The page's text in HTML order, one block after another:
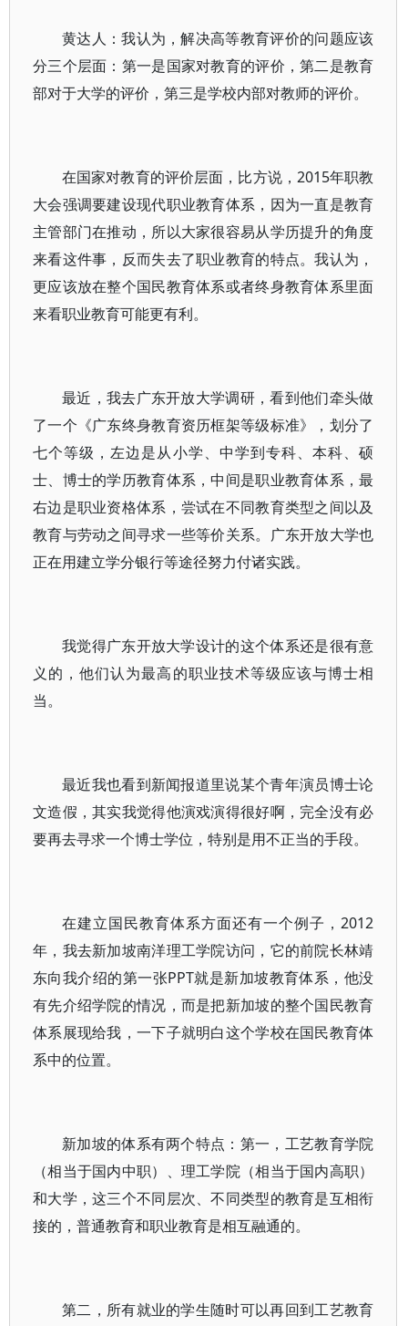
黄达人：我认为，解决高等教育评价的问题应该
分三个层面：第一是国家对教育的评价，第二是教育
部对于大学的评价，第三是学校内部对教师的评价。
在国家对教育的评价层面，比方说，2015年职教
大会强调要建设现代职业教育体系，因为一直是教育
主管部门在推动，所以大家很容易从学历提升的角度
来看这件事，反而失去了职业教育的特点。我认为，
更应该放在整个国民教育体系或者终身教育体系里面
来看职业教育可能更有利。
最近，我去广东开放大学调研，看到他们牵头做
了一个《广东终身教育资历框架等级标准》，划分了
七个等级，左边是从小学、中学到专科、本科、硕
士、博士的学历教育体系，中间是职业教育体系，最
右边是职业资格体系，尝试在不同教育类型之间以及
教育与劳动之间寻求一些等价关系。广东开放大学也
正在用建立学分银行等途径努力付诸实践。
我觉得广东开放大学设计的这个体系还是很有意
义的，他们认为最高的职业技术等级应该与博士相
当。
最近我也看到新闻报道里说某个青年演员博士论
文造假，其实我觉得他演戏演得很好啊，完全没有必
要再去寻求一个博士学位，特别是用不正当的手段。
在建立国民教育体系方面还有一个例子，2012
年，我去新加坡南洋理工学院访问，它的前院长林靖
东向我介绍的第一张PPT就是新加坡教育体系，他没
有先介绍学院的情况，而是把新加坡的整个国民教育
体系展现给我，一下子就明白这个学校在国民教育体
系中的位置。
新加坡的体系有两个特点：第一，工艺教育学院
（相当于国内中职）、理工学院（相当于国内高职）
和大学，这三个不同层次、不同类型的教育是互相衔
接的，普通教育和职业教育是相互融通的。
第二，所有就业的学生随时可以再回到工艺教育